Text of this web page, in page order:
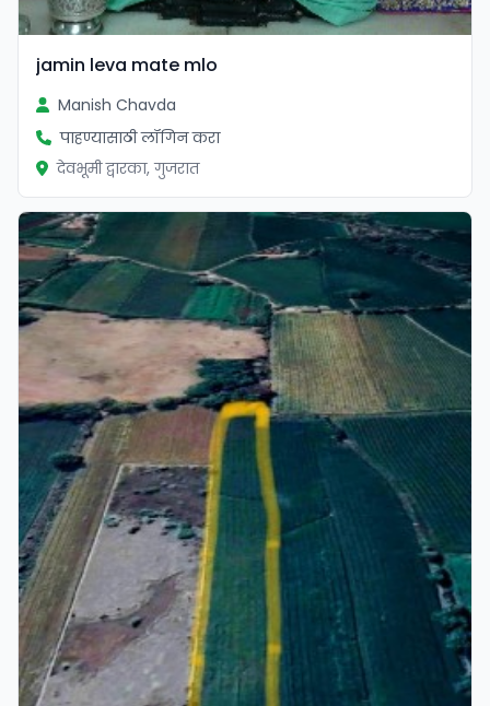
jamin leva mate mlo
Manish Chavda
पाहण्यासाठी लॉगिन करा
देवभूमी द्वारका, गुजरात